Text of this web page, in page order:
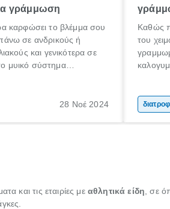
γράμμωση
καρφώσει το βλέμμα σου
σε ανδρικούς ή
και γενικότερα σε
μυικό σύστημα
28 Νοέ 2024
Καθώς
του
γιατί
στον
και τις εταιρίες με αθλητικά είδη , σε